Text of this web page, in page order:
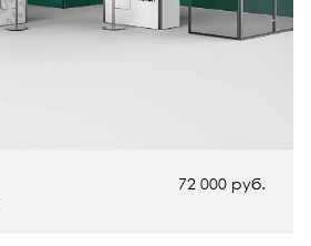
72 000 руб.